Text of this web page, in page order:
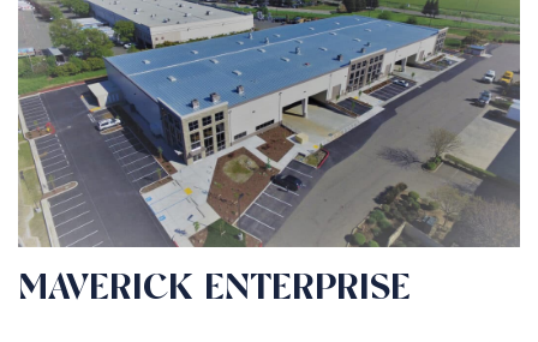
MAVERICK ENTERPRISE